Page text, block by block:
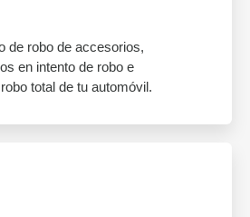
de robo de accesorios,
en intento de robo e
total de tu automóvil.